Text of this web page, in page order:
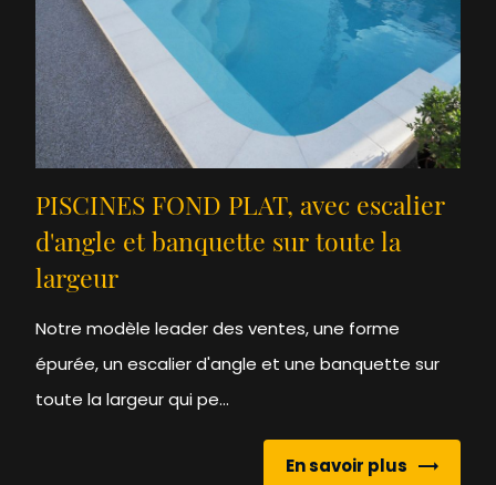
PISCINES FOND PLAT, avec escalier
d'angle et banquette sur toute la
largeur
Notre modèle leader des ventes, une forme
épurée, un escalier d'angle et une banquette sur
toute la largeur qui pe...
En savoir plus